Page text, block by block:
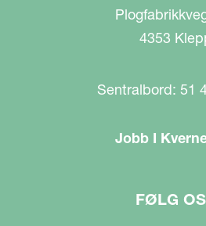
4353
Sentralbord: 51
Jobb I
FØLG